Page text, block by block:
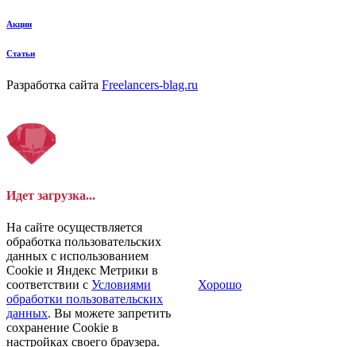
Акции
Статьи
Разработка сайта Freelancers-blag.ru
Идет загрузка...
На сайте осуществляется
обработка пользовательских
данных с использованием
Cookie и Яндекс Метрики в
соответствии с Условиями
обработки пользовательских
данных. Вы можете запретить
сохранение Cookie в
настройках своего браузера.
Хорошо